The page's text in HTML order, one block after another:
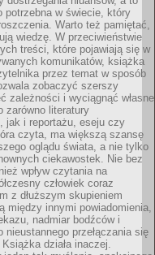
potrzebna w świecie, który
Warto też pamiętać,
wiedzę. W przeciwieństwie
treści, które pojawiają się w
komunikatów, książka
przez temat w sposób
zobaczyć szerszy
zależności i wyciągnąć własne
zarówno literatury
jak i reportażu, eseju czy
czyta, ma większą szansę
oglądu świata, a nie tylko
ciekawostek. Nie bez
wpływ czytania na
człowiek coraz
z dłuższym skupieniem
między innymi powiadomienia,
nadmiar bodźców i
nieustannego przełączania się
działa inaczej.